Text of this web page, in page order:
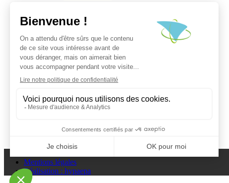
Les réseaux du CGO
Les Plates-Formes
Soutien à la recherche
Les appels à communications
Les appels à projets
Jobs/Formations
Actualités
Le blog infos
Les Newsletters du CGO
Mentions légales
Réalisation : hypaepa